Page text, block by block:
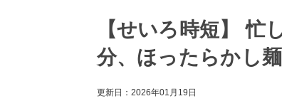
【せいろ時短】 忙
分、ほったらかし
更新日： 2026年01月19日